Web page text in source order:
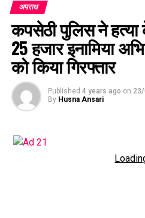
अपराध
कपसेठी पुलिस ने
25 हजार इनामिया
को किया गिरफ्तार
Published 4 years ago on
By Husna Ansari